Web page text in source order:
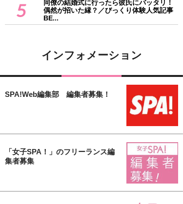
5
同僚の結婚式に行ったら彼氏にバッタリ！
偶然が招いた縁？／びっくり体験人気記事
BE...
インフォメーション
SPA!Web編集部 編集者募集！
「女子SPA！」のフリーランス編
集者募集